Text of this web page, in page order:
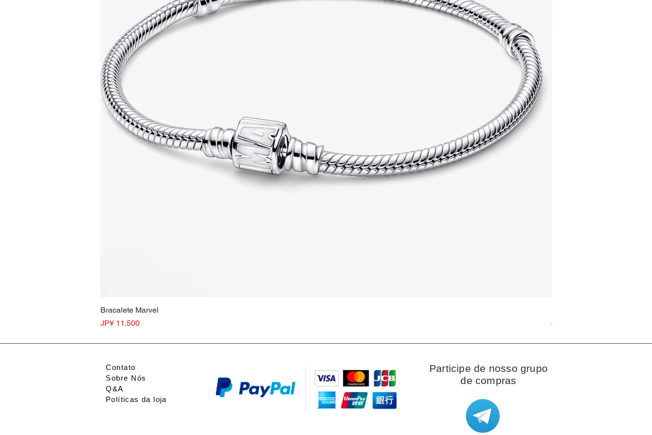
Bracalete Marvel
Preço
JP¥ 11.500
Preço
JP¥ 8.300
Contato
Sobre Nós
Q&A
Políticas da loja
Participe de nosso grupo
de compras